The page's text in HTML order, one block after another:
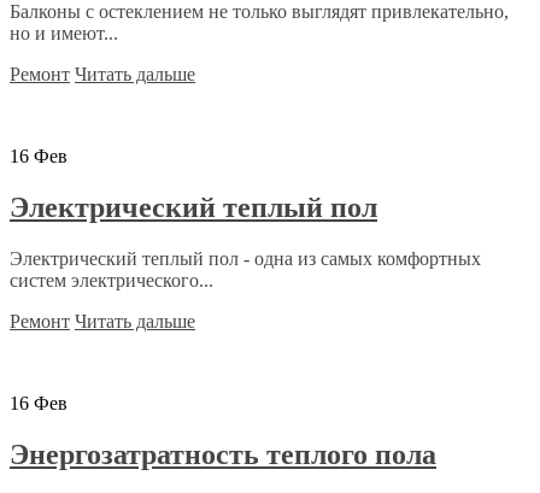
Балконы с остеклением не только выглядят привлекательно,
но и имеют...
Ремонт Читать дальше
16 Фев
Электрический теплый пол
Электрический теплый пол - одна из самых комфортных
систем электрического...
Ремонт Читать дальше
16 Фев
Энергозатратность теплого пола